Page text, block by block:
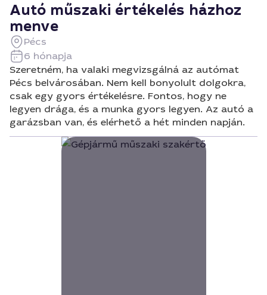
Autó műszaki értékelés házhoz
menve
Pécs
6 hónapja
Szeretném, ha valaki megvizsgálná az autómat
Pécs belvárosában. Nem kell bonyolult dolgokra,
csak egy gyors értékelésre. Fontos, hogy ne
legyen drága, és a munka gyors legyen. Az autó a
garázsban van, és elérhető a hét minden napján.